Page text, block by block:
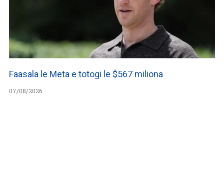
Faasala le Meta e totogi le $567 miliona
07/08/2026